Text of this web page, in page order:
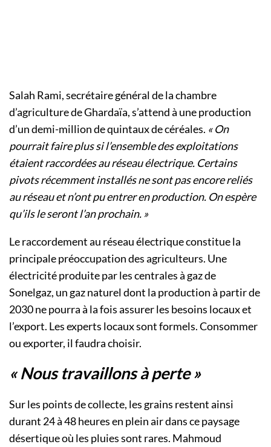
Salah Rami, secrétaire général de la chambre
d’agriculture de Ghardaïa, s’attend à une production
d’un demi-million de quintaux de céréales. « On
pourrait faire plus si l’ensemble des exploitations
étaient raccordées au réseau électrique. Certains
pivots récemment installés ne sont pas encore reliés
au réseau et n’ont pu entrer en production. On espère
qu’ils le seront l’an prochain. »
Le raccordement au réseau électrique constitue la
principale préoccupation des agriculteurs. Une
électricité produite par les centrales à gaz de
Sonelgaz, un gaz naturel dont la production à partir de
2030 ne pourra à la fois assurer les besoins locaux et
l’export. Les experts locaux sont formels. Consommer
ou exporter, il faudra choisir.
« Nous travaillons à perte »
Sur les points de collecte, les grains restent ainsi
durant 24 à 48 heures en plein air dans ce paysage
désertique où les pluies sont rares. Mahmoud